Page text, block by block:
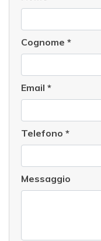
Cognome *
Email *
Telefono *
Messaggio